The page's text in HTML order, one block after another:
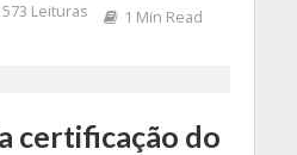
573 Leituras 1 Min Read
certificação do